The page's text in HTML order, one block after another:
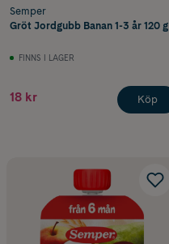
Semper
Gröt Jordgubb Banan 1-3 år 120 g
FINNS I LAGER
18 kr Köp